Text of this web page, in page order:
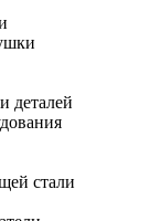
деталей
стали